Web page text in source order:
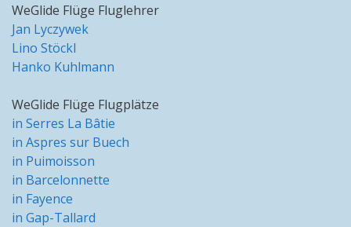
WeGlide Flüge Fluglehrer
Jan Lyczywek
Lino Stöckl
Hanko Kuhlmann
WeGlide Flüge Flugplätze
in Serres La Bâtie
in Aspres sur Buech
in Puimoisson
in Barcelonnette
in Fayence
in Gap-Tallard